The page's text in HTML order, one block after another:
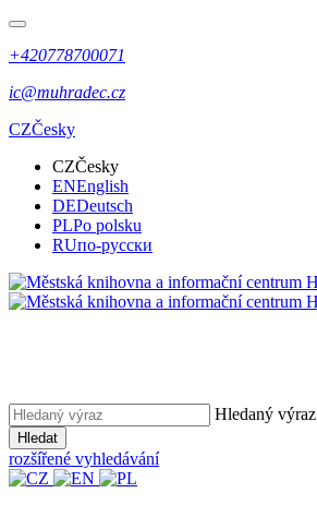
+420778700071
ic@muhradec.cz
CZČesky
CZČesky
ENEnglish
DEDeutsch
PLPo polsku
RUпо-русски
Hledaný výraz
Hledat
rozšířené vyhledávání